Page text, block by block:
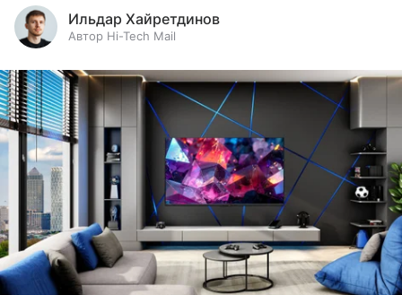
Ильдар Хайретдинов
Автор Hi-Tech Mail